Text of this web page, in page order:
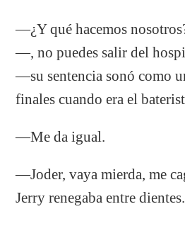
—¿Y qué hacemos
—, no puedes salir del
—su sentencia sonó como
finales cuando era el
—Me da igual.
—Joder, vaya mierda, me
Jerry renegaba entre dientes.